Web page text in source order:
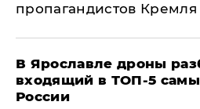
пропагандистов Кремля
В Ярославле дроны
входящий в ТОП-5
России